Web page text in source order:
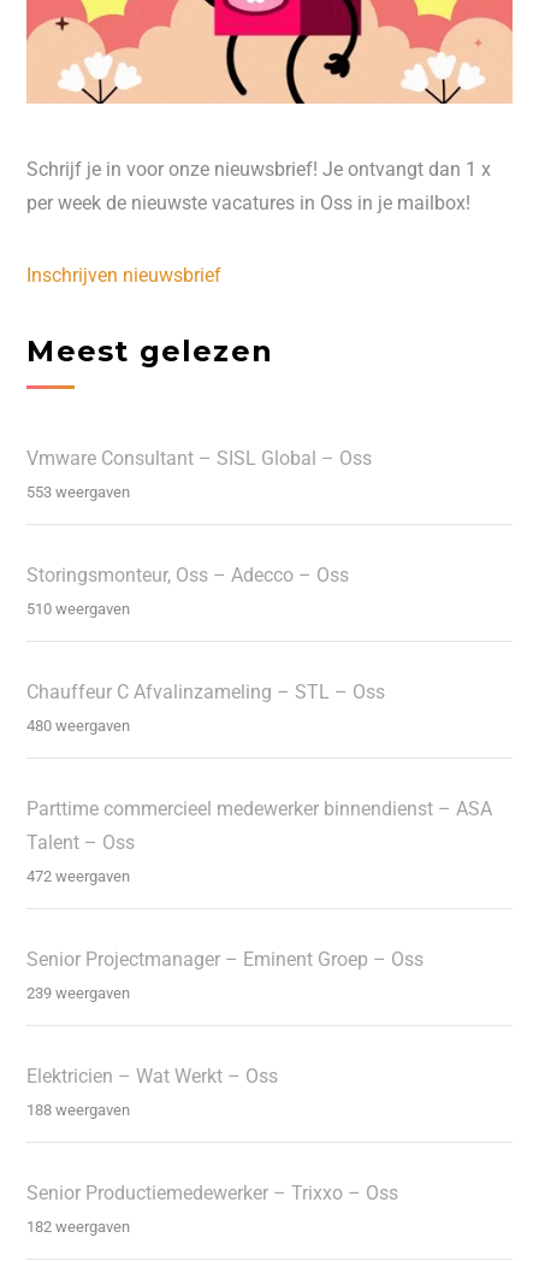
Schrijf je in voor onze nieuwsbrief! Je ontvangt dan 1 x
per week de nieuwste vacatures in Oss in je mailbox!
Inschrijven nieuwsbrief
Meest gelezen
Vmware Consultant – SISL Global – Oss
553 weergaven
Storingsmonteur, Oss – Adecco – Oss
510 weergaven
Chauffeur C Afvalinzameling – STL – Oss
480 weergaven
Parttime commercieel medewerker binnendienst – ASA
Talent – Oss
472 weergaven
Senior Projectmanager – Eminent Groep – Oss
239 weergaven
Elektricien – Wat Werkt – Oss
188 weergaven
Senior Productiemedewerker – Trixxo – Oss
182 weergaven